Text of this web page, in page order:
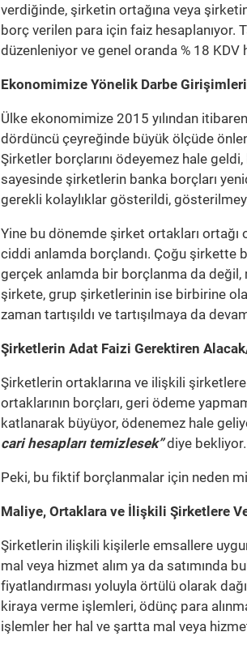
verdiğinde, şirketin ortağına veya
borç verilen para için faiz
düzenleniyor ve genel oranda % 18 KDV
Ekonomimize Yönelik Darbe
Ülke ekonomimize 2015 yılından
dördüncü çeyreğinde büyük ölçüde
Şirketler borçlarını ödeyemez hale
sayesinde şirketlerin banka borçları
gerekli kolaylıklar gösterildi,
Yine bu dönemde şirket ortakları
ciddi anlamda borçlandı. Çoğu şirkette
gerçek anlamda bir borçlanma da değil,
şirkete, grup şirketlerinin ise birbirine
zaman tartışıldı ve tartışılmaya da
Şirketlerin Adat Faizi Gerektiren
Şirketlerin ortaklarına ve ilişkili
ortaklarının borçları, geri ödeme
katlanarak büyüyor, ödenemez hale
cari hesapları temizlesek”diye bekliyor.
Peki, bu fiktif borçlanmalar için neden
Maliye, Ortaklara ve İlişkili Şirketlere
Şirketlerin ilişkili kişilerle emsallere
mal veya hizmet alım ya da satımında
fiyatlandırması yoluyla örtülü olarak
kiraya verme işlemleri, ödünç para
işlemler her hal ve şartta mal veya